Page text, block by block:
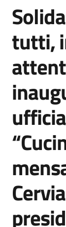
Risorse
Agenzia
di
informazione
e
comunicazione
Seguici
su
Salta al contenuto
tutti,